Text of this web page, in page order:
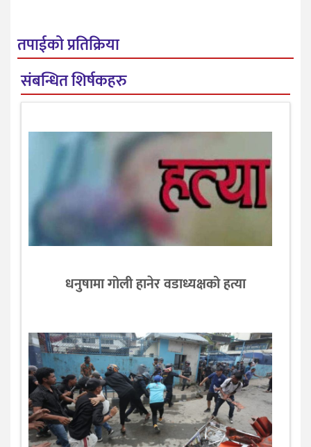
तपाईको प्रतिक्रिया
संबन्धित शिर्षकहरु
धनुषामा गोली हानेर वडाध्यक्षको हत्या